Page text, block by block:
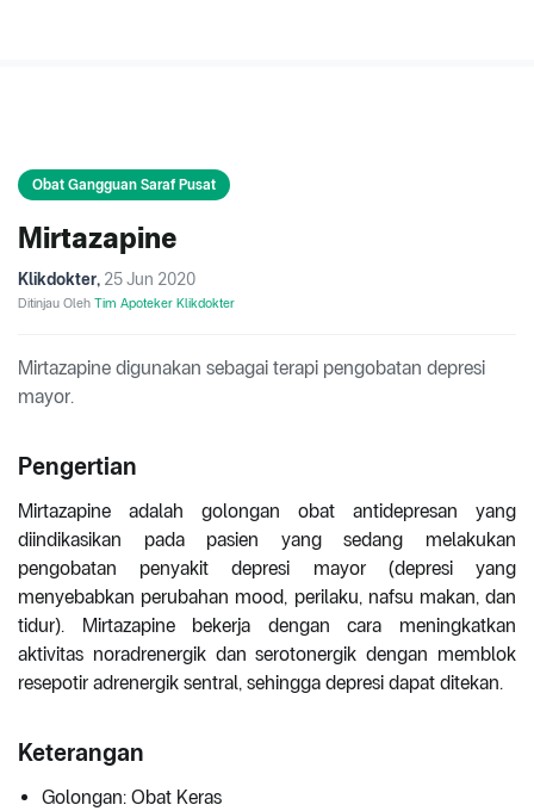
Obat Gangguan Saraf Pusat
Mirtazapine
Klikdokter, 25 Jun 2020
Ditinjau Oleh Tim Apoteker Klikdokter
Mirtazapine digunakan sebagai terapi pengobatan depresi
mayor.
Pengertian
Mirtazapine adalah golongan obat antidepresan yang
diindikasikan pada pasien yang sedang melakukan
pengobatan penyakit depresi mayor (depresi yang
menyebabkan perubahan mood, perilaku, nafsu makan, dan
tidur). Mirtazapine bekerja dengan cara meningkatkan
aktivitas noradrenergik dan serotonergik dengan memblok
resepotir adrenergik sentral, sehingga depresi dapat ditekan.
Keterangan
Golongan: Obat Keras